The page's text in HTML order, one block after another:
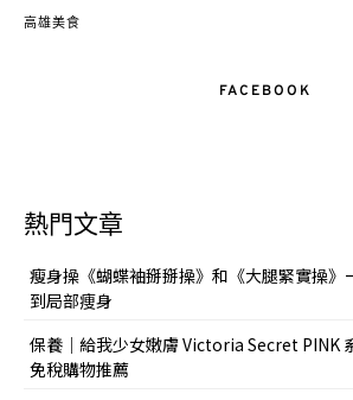
高雄美食
FACEBOOK
熱門文章
瘦身操《蝴蝶袖掰掰操》和《大腿緊實操》
到局部痩身
保養｜給我少女嫩膚 Victoria Secret PINK
免稅購物推薦